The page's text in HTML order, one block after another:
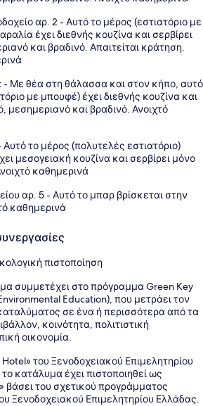
αρ. 2 - Αυτό το μέρος (εστιατόριο με
έχει διεθνής κουζίνα και σερβίρει
και βραδινό. Απαιτείται κράτηση.
Με θέα στη θάλασσα και στον κήπο, αυτό
με μπουφέ) έχει διεθνής κουζίνα και
μεσημεριανό και βραδινό. Ανοιχτό
Αυτό το μέρος (πολυτελές εστιατόριο)
μεσογειακή κουζίνα και σερβίρει μόνο
καθημερινά
αρ. 5 - Αυτό το μπαρ βρίσκεται στην
καθημερινά
πιστοποίηση
συμμετέχει στο πρόγραμμα Green Key
Education), που μετράει τον
σε ένα ή περισσότερα από τα
κοινότητα, πολιτιστική
οικονομία.
του Ξενοδοχειακού Επιμελητηρίου
κατάλυμα έχει πιστοποιηθεί ως
βάσει του σχετικού προγράμματος
Ξενοδοχειακού Επιμελητηρίου Ελλάδας.